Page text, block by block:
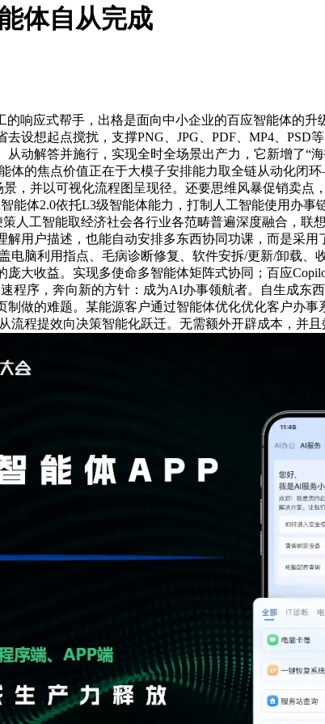
体自从完成
应式帮手，出格是面向中小企业的百应智能体的升
设想起点搅扰，支撑PNG、JPG、PDF、MP4、
动解答并施行，实现全时全场景出产力，它新增了“
体的焦点价值正在于大模子安排能力取全链从动化
，并以可视化流程图呈现径。还要思维风暴促销卖点
能体2.0依托L3级智能体能力，打制人工智能使用办
人工智能取经济社会各行业各范畴普遍深度融合，
用户描述，也能自动安排多东西协同功课，而是采
电脑利用指点、毛病诊断修复、软件安拆/更新/卸载
大收益。实现多使命多智能体矩阵式协同；百应
程序，奔向新的方针：成为AI办事领航者。自生成东
做的难题。某能源客户通过智能体优化优化客户办
流程提效向决策智能化跃迁。无需额外开辟成本，